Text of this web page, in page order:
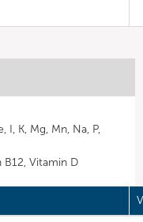
I, K, Mg, Mn, Na, P,
B12, Vitamin D